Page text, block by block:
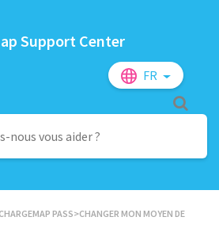
Support Center
FR
PASS​>​ CHANGER MON MOYEN DE